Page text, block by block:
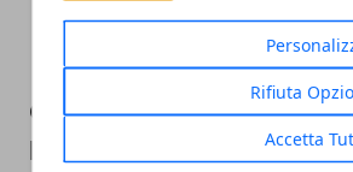
Rifiuta
Accetta
Quali sono le città
per comprare casa